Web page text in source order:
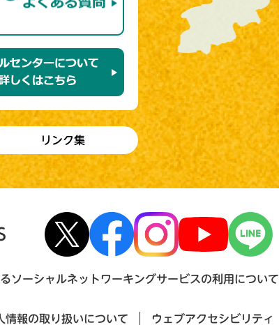
リンク集
ソーシャルネットワーキングサービスの利用について
情報の取り扱いについて ウェブアクセシビリティ